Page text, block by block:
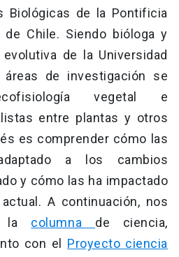
Biológicas de la Pontificia
de Chile. Siendo bióloga y
de la Universidad
de investigación se
vegetal e
entre plantas y otros
es comprender cómo las
a los cambios
y cómo las ha impactado
A continuación, nos
la columna de ciencia,
con el Proyecto ciencia